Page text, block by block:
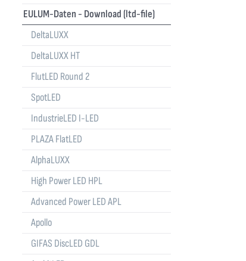
EULUM-Daten - Download (ltd-file)
DeltaLUXX
DeltaLUXX HT
FlutLED Round 2
SpotLED
IndustrieLED I-LED
PLAZA FlatLED
AlphaLUXX
High Power LED HPL
Advanced Power LED APL
Apollo
GIFAS DiscLED GDL